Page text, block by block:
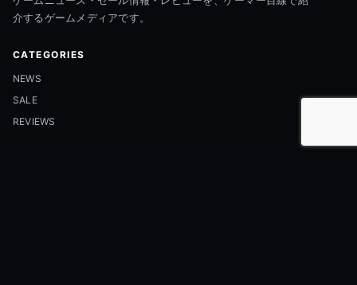
介するゲームメディアです。
CATEGORIES
NEWS
SALE
REVIEWS